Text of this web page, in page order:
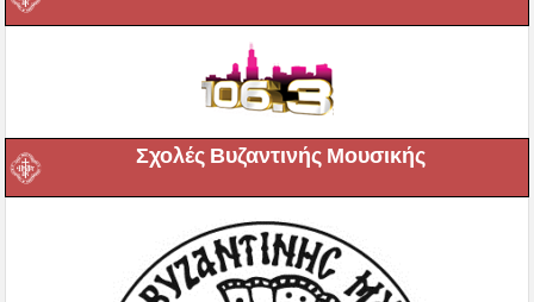
Σχολές Βυζαντινής Μουσικής